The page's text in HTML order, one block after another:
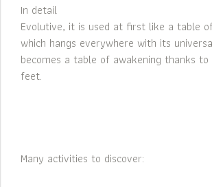
In detail
Evolutive, it is used at first like a table
which hangs everywhere with its
becomes a table of awakening thanks
feet.
Many activities to discover: